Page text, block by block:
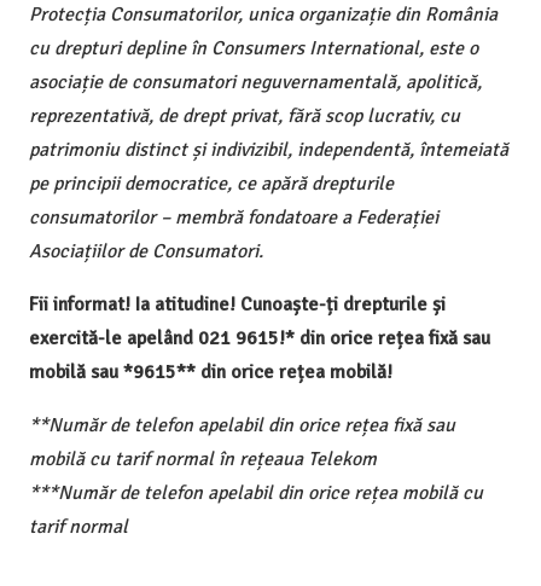
Protecția Consumatorilor, unica organizație din România
cu drepturi depline în Consumers International, este o
asociație de consumatori neguvernamentală, apolitică,
reprezentativă, de drept privat, fără scop lucrativ, cu
patrimoniu distinct și indivizibil, independentă, întemeiată
pe principii democratice, ce apără drepturile
consumatorilor – membră fondatoare a Federației
Asociațiilor de Consumatori.
Fii informat! Ia atitudine! Cunoaște-ți drepturile și
exercită-le apelând 021 9615!* din orice rețea fixă sau
mobilă sau *9615** din orice rețea mobilă!
**Număr de telefon apelabil din orice rețea fixă sau
mobilă cu tarif normal în rețeaua Telekom
***Număr de telefon apelabil din orice rețea mobilă cu
tarif normal